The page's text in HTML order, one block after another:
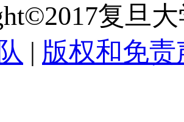
复旦
| 版权和免责